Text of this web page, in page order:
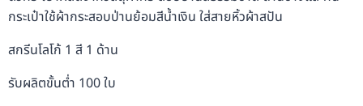
กระเป๋าใช้ผ้ากระสอบป่านย้อมสีน้ำเงิน ใส่สายหิ้วผ้าสปัน
สกรีนโลโก้ 1 สี 1 ด้าน
รับผลิตขั้นต่ำ 100 ใบ